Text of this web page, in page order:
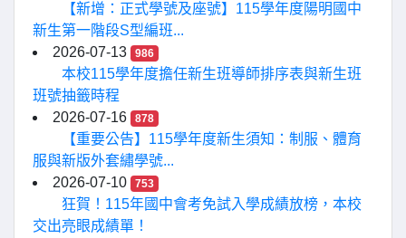
【新增：正式學號及座號】115學年度陽明國中
新生第一階段S型編班...
2026-07-13
986
本校115學年度擔任新生班導師排序表與新生班
班號抽籤時程
2026-07-16
878
【重要公告】115學年度新生須知：制服、體育
服與新版外套繡學號...
2026-07-10
753
狂賀！115年國中會考免試入學成績放榜，本校
交出亮眼成績單！